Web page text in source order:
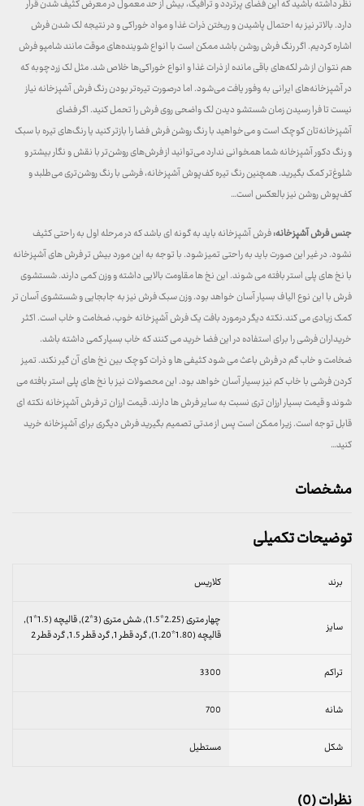
نظر داشته باشید که این فضای پرتردد و ترافیک، بیش از حد معمول در معرض کثیف شدن قرار
دارد. بالاتر نیز به احتمال پاشیدن و ریختن ذرات غذا و مواد خوراکی و در نتیجه لک شدن فرش
اشاره کردیم. اگر رنگ فرش روشن باشد ممکن است با انواع شوینده‌های موقت مانند شامپو فرش
هم نتوان از شر لکه‌های باقی مانده از ذرات غذا و انواع خوراکی‌ها خلاص شد. مثل لک زردچوبه که
در آشپزخانه‌های ایرانی به وفور یافت می‌شود. اما درصورت تیره‌تر بودن رنگ فرش آشپزخانه نیاز
نیست تا فرا رسیدن زمان شستشو دیدن لک واضحی روی فرش را تحمل کنید. اگر فضای
آشپزخانه‌تان کوچک است و می‌خواهید با رنگ روشن فرش فضا را بازتر کنید یا رنگ‌های تیره با سبک
و رنگ دکور آشپزخانه شما همخوانی ندارد می‌توانید از فرش‌های روشن‌تر با نقش و نگار بیشتر و
شلوغ‌تر کمک بگیرید. همچنین رنگ تیره کف‌پوش آشپزخانه، فرشی با رنگ روشن‌تری می‌طلبد و
کف‌پوش روشن نیز بالعکس است…
جنس فرش آشپزخانه:فرش آشپزخانه باید به گونه ای باشد که در مرحله اول به راحتی کثیف
نشود. در غیر این صورت باید به راحتی تمیز شود. با توجه به این مورد بیش تر فرش های آشپزخانه
با نخ های پلی استر بافته می شوند. این نخ ها مقاومت بالایی داشته و وزن کمی دارند. شستشوی
فرش با این نوع الیاف بسیار آسان خواهد بود. وزن سبک فرش نیز به جابجایی و شستشوی آسان تر
کمک زیادی می کند.نکته دیگر درمورد بافت یک فرش آشپزخانه خوب، ضخامت و خاب است. اکثر
خریداران فرشی را برای استفاده در این فضا خرید می کنند که خاب بسیار کمی داشته باشد.
ضخامت و خاب گم در فرش باعث می شود کثیفی ها و ذرات کوچک بین نخ های آن گیر نکند. تمیز
کردن فرشی با خاب کم نیز بسیار آسان خواهد بود. این محصولات نیز با نخ های پلی استر بافته می
شوند و قیمت بسیار ارزان تری نسبت به سایر فرش ها دارند. قیمت ارزان تر فرش آشپزخانه نکته ای
قابل توجه است. زیرا ممکن است پس از مدتی تصمیم بگیرید فرش دیگری برای آشپزخانه خرید
کنید…
مشخصات
توضیحات تکمیلی
برند کلاریس
سایز
چهار متری (2.25*1.5), شش متری (3*2), قالیچه (1.5*1),
قالیچه (1.80*1.20), گرد قطر 1, گرد قطر 1.5, گرد قطر 2
تراکم 3300
شانه 700
شکل مستطیل